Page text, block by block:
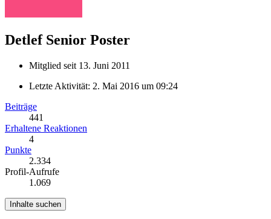
Detlef Senior Poster
Mitglied seit 13. Juni 2011
Letzte Aktivität: 2. Mai 2016 um 09:24
Beiträge
441
Erhaltene Reaktionen
4
Punkte
2.334
Profil-Aufrufe
1.069
Inhalte suchen